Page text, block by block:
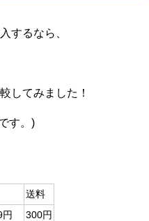
するなら、
してみました！
す。)
送料
300円